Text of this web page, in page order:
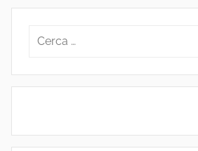
Ricerca